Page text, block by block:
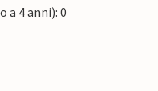
4 anni): 0